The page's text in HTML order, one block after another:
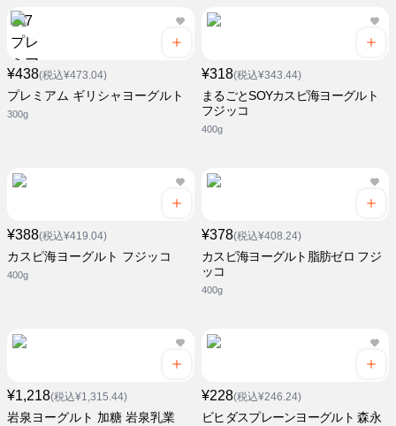
¥438(税込¥473.04)
プレミアム ギリシャヨーグルト
300g
¥318(税込¥343.44)
まるごとSOYカスピ海ヨーグルト
フジッコ
400g
¥388(税込¥419.04)
カスピ海ヨーグルト フジッコ
400g
¥378(税込¥408.24)
カスピ海ヨーグルト脂肪ゼロ フジ
ッコ
400g
¥1,218(税込¥1,315.44)
岩泉ヨーグルト 加糖 岩泉乳業
¥228(税込¥246.24)
ビヒダスプレーンヨーグルト 森永